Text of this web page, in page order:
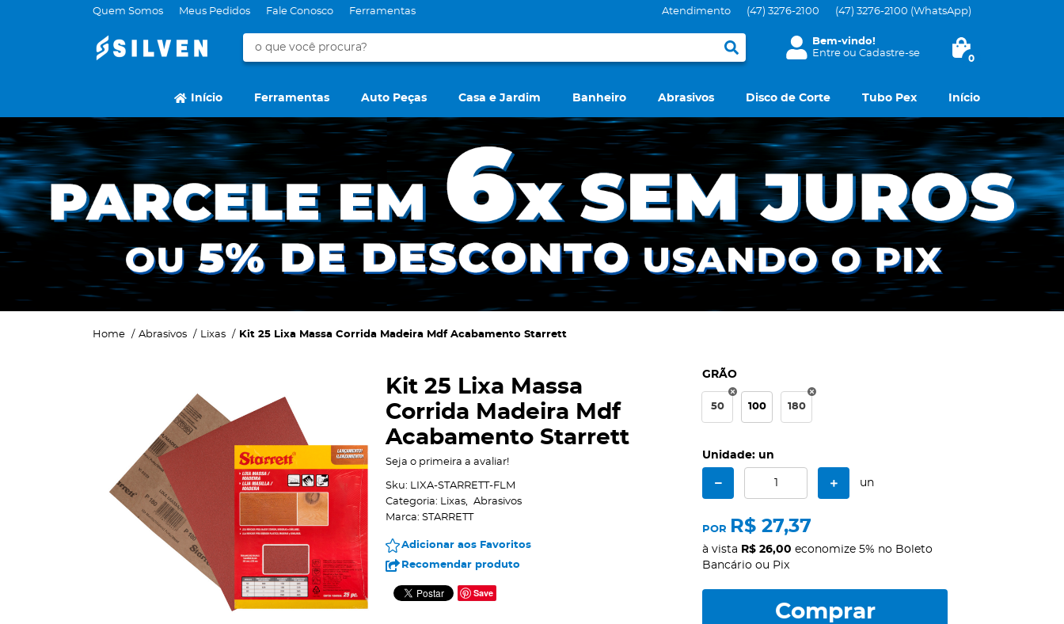
Quem Somos Meus Pedidos Fale Conosco Ferramentas Atendimento (47) 3276-2100 (47) 3276-2100 (WhatsApp)
Bem-vindo!
Entreou Cadastre-se 0
Início Ferramentas Auto Peças Casa e Jardim Banheiro Abrasivos Disco de Corte Tubo Pex Início
Home Abrasivos Lixas Kit 25 Lixa Massa Corrida Madeira Mdf Acabamento Starrett
Kit 25 Lixa Massa
Corrida Madeira Mdf
Acabamento Starrett
Seja o primeira a avaliar!
Sku: LIXA-STARRETT-FLM
Categoria: Lixas
Abrasivos
Marca: STARRETT
Adicionar aos Favoritos
Recomendar produto
Save
GRÃO
50 100 180
Unidade: un
un
POR R$ 27,37
à vista R$ 26,00 economize5% no Boleto
Bancário ou Pix
Comprar